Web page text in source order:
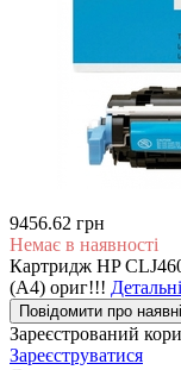
9456.62 грн
Немає в наявності
Картридж HP
(A4) ориг!!!
Повідомити про
Зареєстрований
Зареєструватися